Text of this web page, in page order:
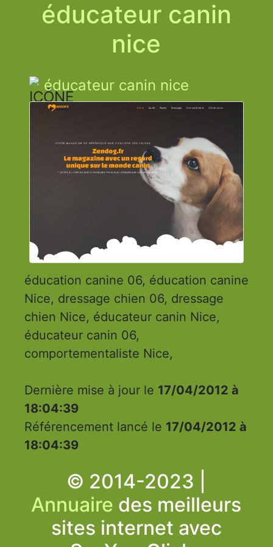
éducateur canin
nice
éducateur canin nice
éducation canine 06, éducation canine
Nice, dressage chien 06, dressage
chien Nice, éducateur canin Nice,
éducateur canin 06,
comportementaliste Nice,
Dernière mise à jour le 17/04/2012 à
18:04:39
Référencement lancé le 17/04/2012 à
18:04:39
© 2014-2023 |
Annuaire des meilleurs
sites internet avec